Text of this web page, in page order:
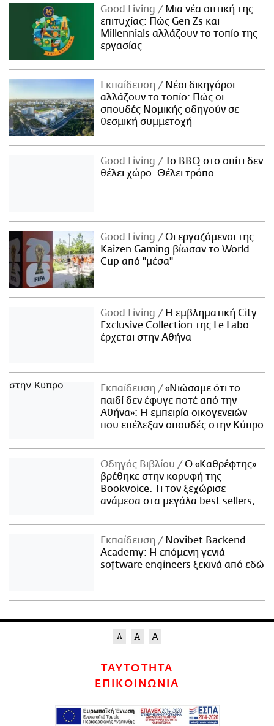
Good Living
Μια νέα οπτική της
επιτυχίας: Πώς Gen Zs και
Millennials αλλάζουν το τοπίο της
εργασίας
Εκπαίδευση
Νέοι δικηγόροι
αλλάζουν το τοπίο: Πώς οι
σπουδές Νομικής οδηγούν σε
θεσμική συμμετοχή
Good Living
Το BBQ στο σπίτι δεν
θέλει χώρο. Θέλει τρόπο.
Good Living
Οι εργαζόμενοι της
Kaizen Gaming βίωσαν το World
Cup από "μέσα"
Good Living
Η εμβληματική City
Exclusive Collection της Le Labo
έρχεται στην Αθήνα
Εκπαίδευση
«Νιώσαμε ότι το
παιδί δεν έφυγε ποτέ από την
Αθήνα»: Η εμπειρία οικογενειών
που επέλεξαν σπουδές στην Κύπρο
Οδηγός Βιβλίου
Ο «Καθρέφτης»
βρέθηκε στην κορυφή της
Bookvoice. Τι τον ξεχώρισε
ανάμεσα στα μεγάλα best sellers;
Εκπαίδευση
Novibet Backend
Academy: Η επόμενη γενιά
software engineers ξεκινά από εδώ
ΤΑΥΤΟΤΗΤΑ
ΕΠΙΚΟΙΝΩΝΙΑ